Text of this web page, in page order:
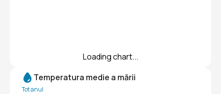
Loading chart...
Temperatura medie a mării
Tot anul